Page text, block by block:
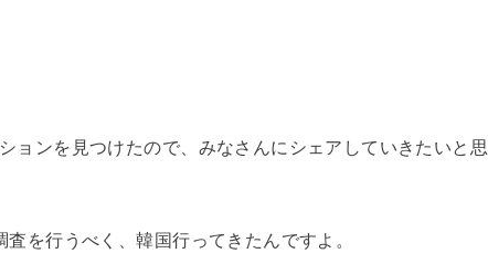
ョンを見つけたので、みなさんにシェアしていきたいと思
を行うべく、韓国行ってきたんですよ。